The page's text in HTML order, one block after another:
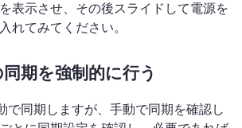
表示させ、その後スライドして電源を
れてみてください。
期を強制的に行う
で同期しますが、手動で同期を確認し